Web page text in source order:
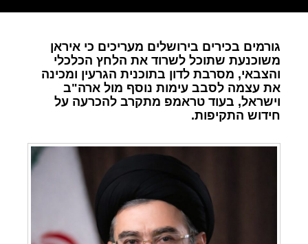
גורמים בכירים בירושלים מעריכים כי איראן
משוכנעת שתוכל לשרוד את הלחץ הכלכלי
והצבאי, מסרבת לדון בתוכנית הגרעין ומכינה
את עצמה לסבב עימות נוסף מול ארה"ב
וישראל, בעוד טראמפ מתקרב להכרעה על
חידוש התקיפות.